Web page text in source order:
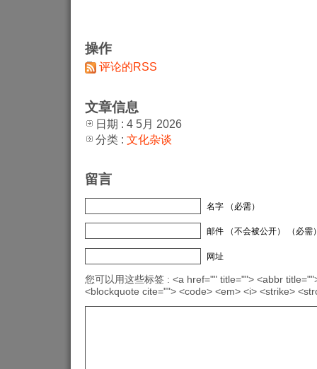
操作
评论的RSS
文章信息
日期 : 4 5月 2026
分类 : 文化杂谈
留言
名字 （必需）
邮件 （不会被公开） （必需
网址
您可以用这些标签 : <a href="" title=""> <abbr
<blockquote cite=""> <code> <em> <i> <strike>